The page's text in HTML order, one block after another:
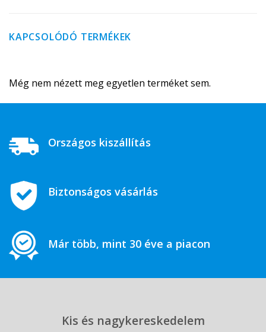
KAPCSOLÓDÓ TERMÉKEK
Még nem nézett meg egyetlen terméket sem.
Országos kiszállítás
Biztonságos vásárlás
Már több, mint 30 éve a piacon
Kis és nagykereskedelem